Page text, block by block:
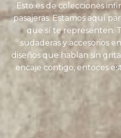
Esto es de colecciones
pasajeras. Estamos aquí
que sí te representen.
sudaderas y accesorios
diseños que hablan sin
encaje contigo, entoces